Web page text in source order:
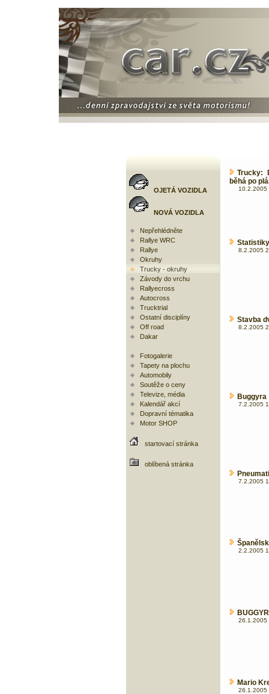
OJETÁ VOZIDLA
NOVÁ VOZIDLA
Nepřehlédněte
Rallye WRC
Rallye
Okruhy
Trucky - okruhy
Závody do vrchu
Rallyecross
Autocross
Trucktrial
Ostatní disciplíny
Off road
Dakar
Fotogalerie
Tapety na plochu
Automobily
Soutěže o ceny
Televize, média
Kalendář akcí
Dopravní tématika
Motor SHOP
startovací stránka
oblíbená stránka
Trucky:
běhá po
10.2.2005
8.2.2005
Stavba
8.2.2005
Buggyra
7.2.2005
7.2.2005
2.2.2005
26.1.2005
Mario
26.1.2005